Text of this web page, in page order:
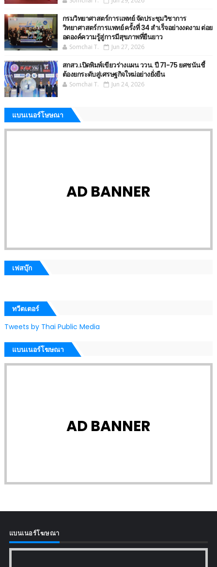
กรมวิทยาศาสตร์การแพทย์ จัดประชุมวิชาการ
วิทยาศาสตร์การแพทย์ ครั้งที่ 34 สำเร็จอย่างงดงาม ต่อย
อดองค์ความรู้สู่การมีสุขภาพที่ยืนยาว
Somchai T. Jun 27, 2026
สกสว.เปิดพิมพ์เขียวร่างแผน ววน. ปี 71-75 ยศชนันชี้
ต้องยกระดับสู่เศรษฐกิจใหม่อย่างยั่งยืน
Somchai T. Jun 24, 2026
แบนเนอร์โษษณา
AD BANNER
เฟสบุ๊ก
ทวีตเตอร์
Tweets by Thai Public Media
แบนเนอร์โฆษณา
AD BANNER
แบนเนอร์โฆษณา